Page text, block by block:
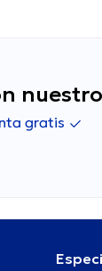
gratis